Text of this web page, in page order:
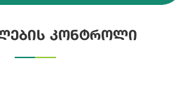
კონტროლი